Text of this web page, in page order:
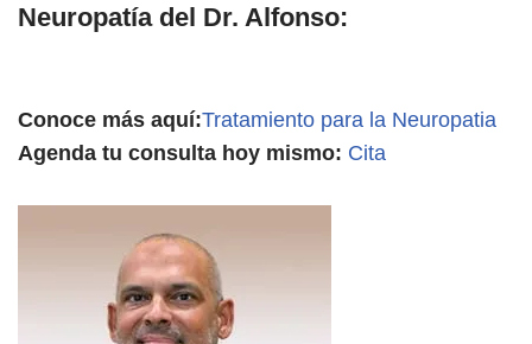
Neuropatía del Dr. Alfonso:
Conoce más aquí:Tratamiento para la Neuropatia
Agenda tu consulta hoy mismo: Cita